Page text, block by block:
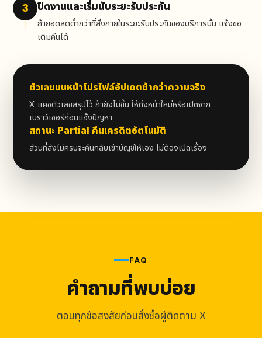
3 ปิดงานและเริ่มนับระยะรับประกัน
ถ้ายอดลดต่ำกว่าที่สั่งภายในระยะรับประกันของบริการนั้น แจ้งขอ
เติมคืนได้
ตัวเลขบนหน้าโปรไฟล์อัปเดตช้ากว่าความจริง
X แคชตัวเลขสรุปไว้ ถ้ายังไม่ขึ้น ให้ดึงหน้าใหม่หรือเปิดจาก
เบราว์เซอร์ก่อนแจ้งปัญหา
สถานะ Partial คืนเครดิตอัตโนมัติ
ส่วนที่ส่งไม่ครบจะคืนกลับเข้าบัญชีให้เอง ไม่ต้องเปิดเรื่อง
FAQ
คำถามที่พบบ่อย
ตอบทุกข้อสงสัยก่อนสั่งซื้อผู้ติดตาม X